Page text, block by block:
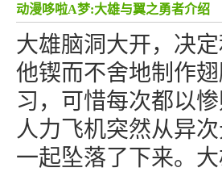
动漫哆啦A梦:大雄与翼之勇者介绍
大雄脑洞大开，决
他锲而不舍地制作
习，可惜每次都以
人力飞机突然从异
一起坠落了下来。